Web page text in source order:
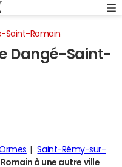
Saint-Romain
Dangé-Saint-
Ormes
Saint-Rémy-sur-
à une autre ville